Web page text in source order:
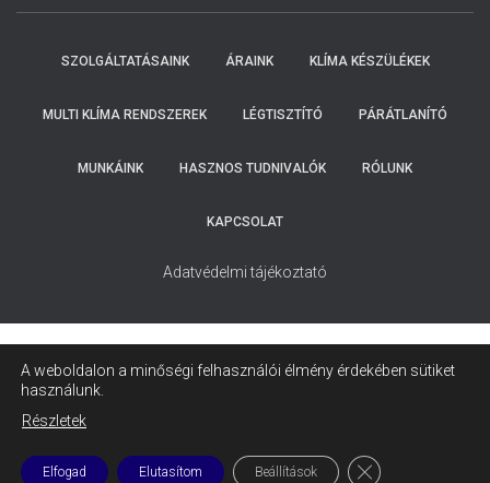
FELKERESIK
SZOLGÁLTATÁSAINK ÁRAINK KLÍMA KÉSZÜLÉKEK
MULTI KLÍMA RENDSZEREK LÉGTISZTÍTÓ PÁRÁTLANÍTÓ
MUNKÁINK HASZNOS TUDNIVALÓK RÓLUNK
KAPCSOLAT
Adatvédelmi tájékoztató
A weboldalon a minőségi felhasználói élmény érdekében sütiket
használunk.
Részletek
Elfogad Elutasítom Beállítások CLOSE GDPR